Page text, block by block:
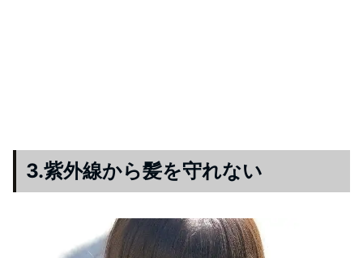
3.紫外線から髪を守れない